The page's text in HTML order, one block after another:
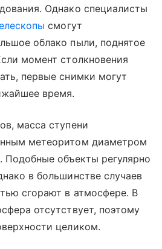
Однако специалисты
смогут
облако пыли, поднятое
момент столкновения
первые снимки могут
время.
масса ступени
метеоритом диаметром
Подобные объекты регулярно
в большинстве случаев
сгорают в атмосфере. В
отсутствует, поэтому
целиком.